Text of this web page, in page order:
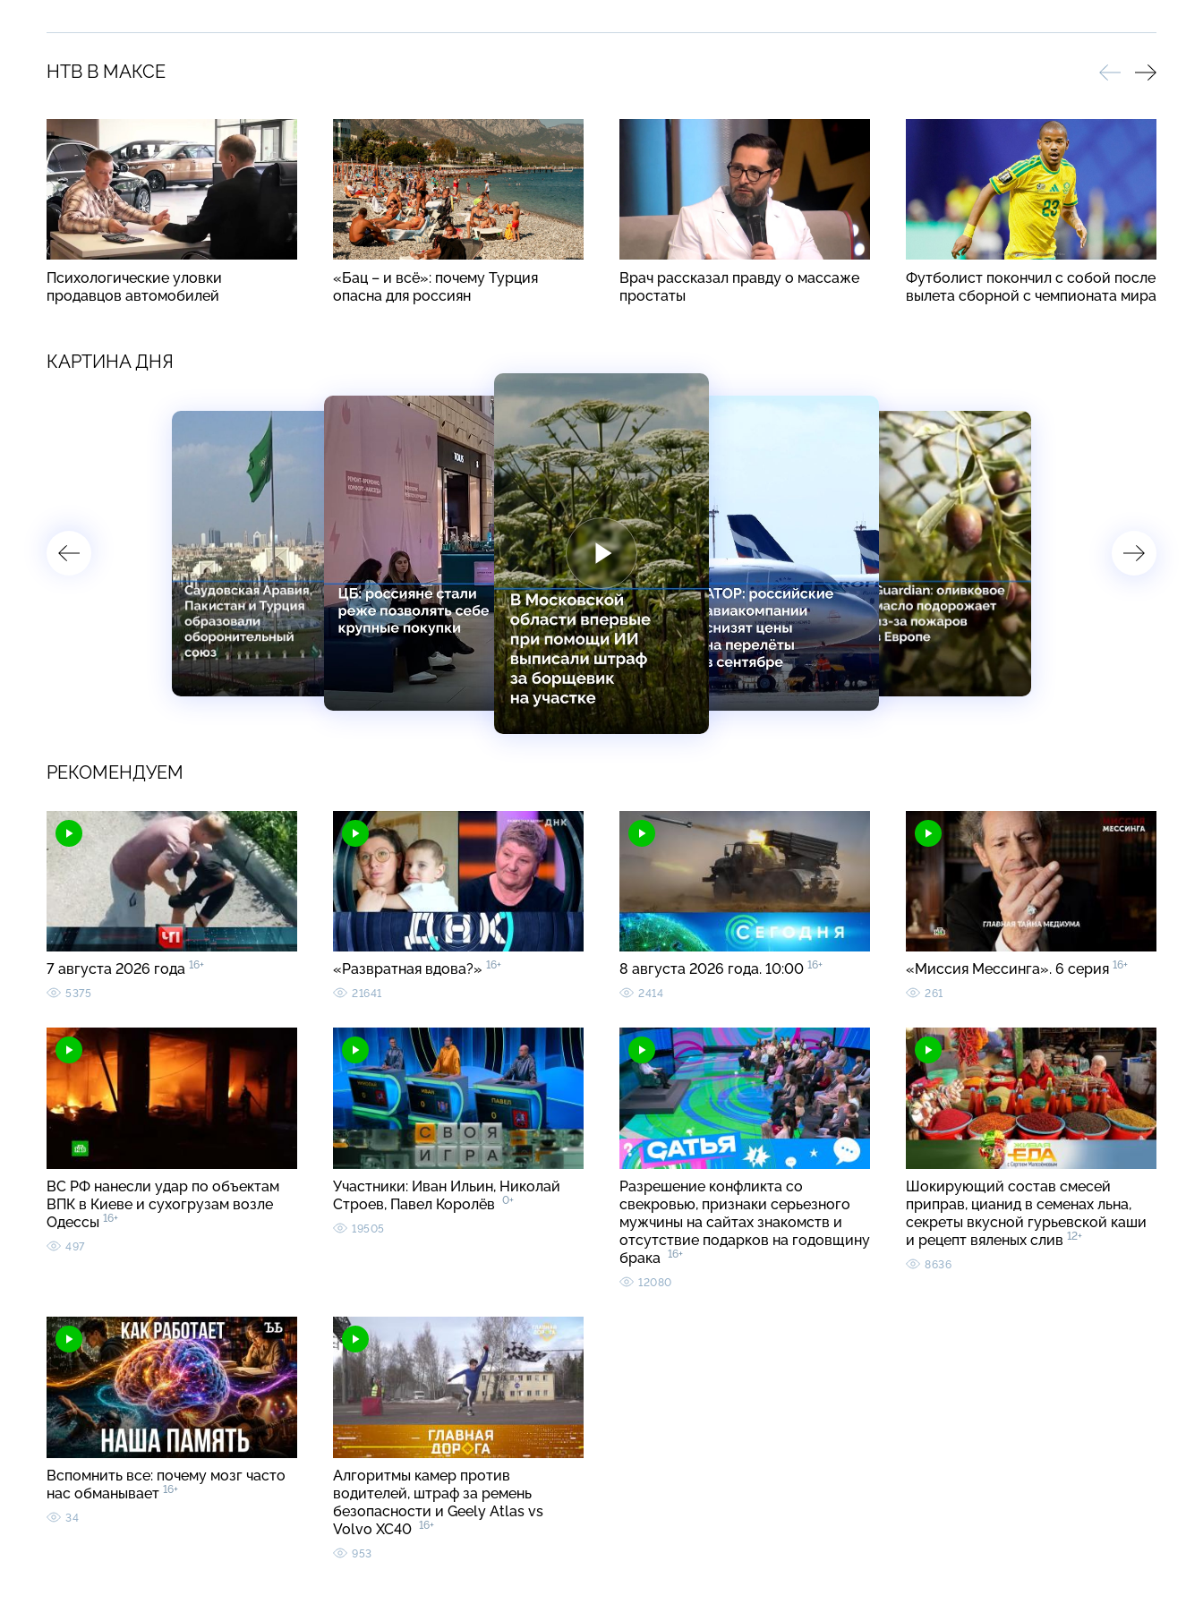
НТВ В МАКСЕ
Психологические уловки
продавцов автомобилей
«Бац – и всё»: почему Турция
опасна для россиян
Врач рассказал правду о массаже
простаты
Футболист покончил с собой после
вылета сборной с чемпионата мира
КАРТИНА ДНЯ
РЕКОМЕНДУЕМ
7 августа 2026 года 16+
5375
«Развратная вдова?» 16+
21641
8 августа 2026 года. 10:00 16+
2414
«Миссия Мессинга». 6 серия 16+
261
ВС РФ нанесли удар по объектам
ВПК в Киеве и сухогрузам возле
Одессы 16+
497
Участники: Иван Ильин, Николай
Строев, Павел Королёв
0+
19505
Разрешение конфликта со
свекровью, признаки серьезного
мужчины на сайтах знакомств и
отсутствие подарков на годовщину
брака 16+
12080
Шокирующий состав смесей
приправ, цианид в семенах льна,
секреты вкусной гурьевской каши
и рецепт вяленых слив 12+
8636
Вспомнить все: почему мозг часто
нас обманывает 16+
34
Алгоритмы камер против
водителей, штраф за ремень
безопасности и Geely Atlas vs
Volvo XC40 16+
953